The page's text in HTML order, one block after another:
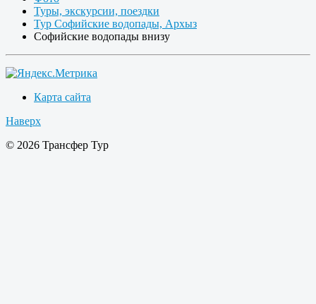
Туры, экскурсии, поездки
Тур Софийские водопады, Архыз
Софийские водопады внизу
Карта сайта
Наверх
© 2026 Трансфер Тур